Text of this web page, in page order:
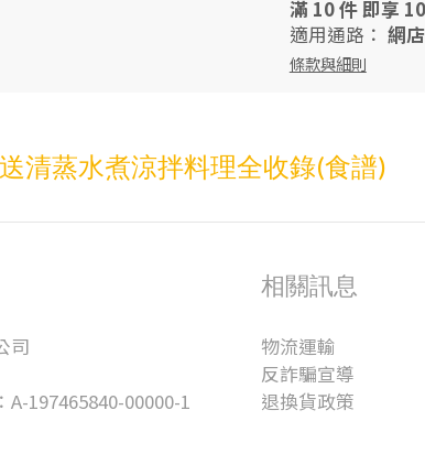
滿 10 件 即享
適用通路： 網店
條款與細則
清蒸水煮涼拌料理全收錄(食譜)
司
197465840-00000-1
相關訊息
物流運輸
反詐騙宣導
退換貨政策